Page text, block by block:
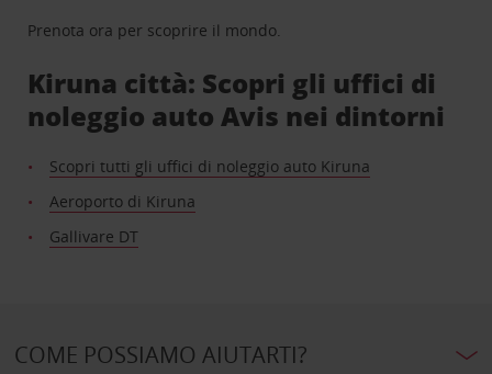
Prenota ora per scoprire il mondo.
Kiruna città: Scopri gli uffici di
noleggio auto Avis nei dintorni
Scopri tutti gli uffici di noleggio auto Kiruna
Aeroporto di Kiruna
Gallivare DT
COME POSSIAMO AIUTARTI?